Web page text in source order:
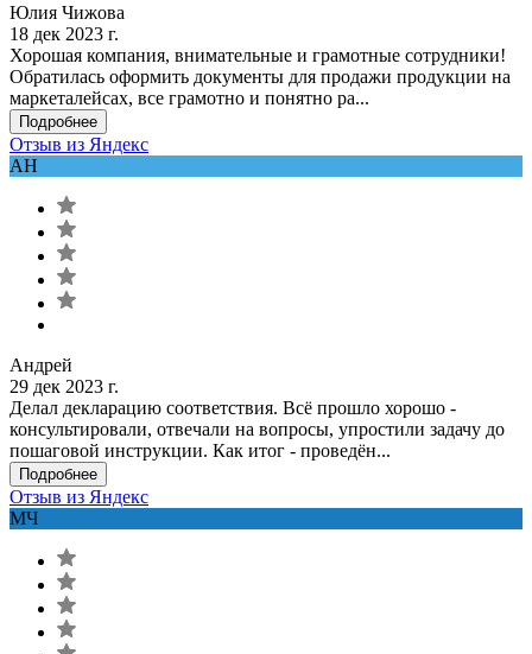
Юлия Чижова
18 дек 2023 г.
Хорошая компания, внимательные и грамотные сотрудники!
Обратилась оформить документы для продажи продукции на
маркеталейсах, все грамотно и понятно ра...
Подробнее
Отзыв из Яндекс
АН
Андрей
29 дек 2023 г.
Делал декларацию соответствия. Всё прошло хорошо -
консультировали, отвечали на вопросы, упростили задачу до
пошаговой инструкции. Как итог - проведён...
Подробнее
Отзыв из Яндекс
МЧ